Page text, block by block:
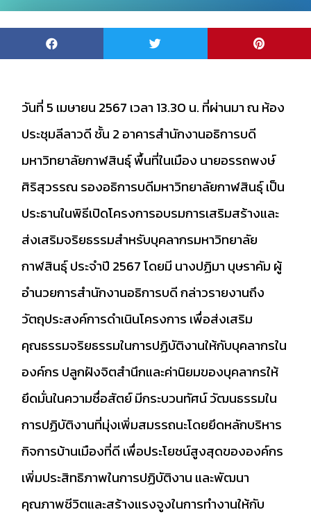
วันที่ 5 เมษายน 2567 เวลา 13.30 น. ที่ผ่านมา ณ ห้อง
ประชุมลีลาวดี ชั้น 2 อาคารสำนักงานอธิการบดี
มหาวิทยาลัยกาฬสินธุ์ พื้นที่ในเมือง นายอรรถพงษ์
ศิริสุวรรณ รองอธิการบดีมหาวิทยาลัยกาฬสินธุ์ เป็น
ประธานในพิธีเปิดโครงการอบรมการเสริมสร้างและ
ส่งเสริมจริยธรรมสำหรับบุคลากรมหาวิทยาลัย
กาฬสินธุ์ ประจำปี 2567 โดยมี นางปฏิมา บุษราคัม ผู้
อำนวยการสำนักงานอธิการบดี กล่าวรายงานถึง
วัตถุประสงค์การดำเนินโครงการ เพื่อส่งเสริม
คุณธรรมจริยธรรมในการปฏิบัติงานให้กับบุคลากรใน
องค์กร ปลูกฝังจิตสำนึกและค่านิยมของบุคลากรให้
ยึดมั่นในความซื่อสัตย์ มีกระบวนทัศน์ วัฒนธรรมใน
การปฏิบัติงานที่มุ่งเพิ่มสมรรถนะโดยยึดหลักบริหาร
กิจการบ้านเมืองที่ดี เพื่อประโยชน์สูงสุดขององค์กร
เพิ่มประสิทธิภาพในการปฏิบัติงาน และพัฒนา
คุณภาพชีวิตและสร้างแรงจูงในการทำงานให้กับ